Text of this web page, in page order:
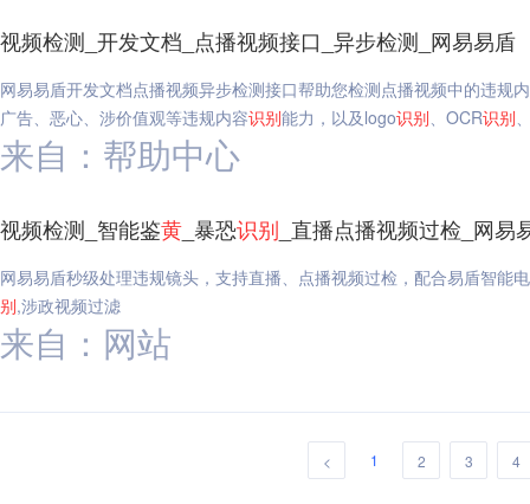
视频检测_开发文档_点播视频接口_异步检测_网易易盾
网易易盾开发文档点播视频异步检测接口帮助您检测点播视频中的违规
广告、恶心、涉价值观等违规内容识别能力，以及logo识别、OCR识别
来自：帮助中心
视频检测_智能鉴黄 _暴恐识别 _直播点播视频过检_网易
网易易盾秒级处理违规镜头，支持直播、点播视频过检，配合易盾智能
别,涉政视频过滤
来自：网站
< 1 2 3 4